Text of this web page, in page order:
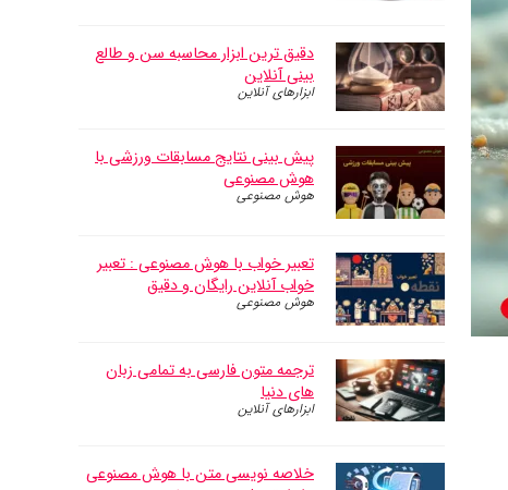
دقیق ترین ابزار محاسبه سن و طالع
بینی آنلاین
ابزارهای آنلاین
پیش بینی نتایج مسابقات ورزشی با
هوش مصنوعی
هوش مصنوعی
تعبیر خواب با هوش مصنوعی : تعبیر
خواب آنلاین رایگان و دقیق
هوش مصنوعی
ترجمه متون فارسی به تمامی زبان
های دنیا
ابزارهای آنلاین
خلاصه نویسی متن با هوش مصنوعی